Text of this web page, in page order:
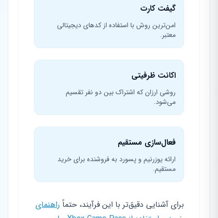
گیفت کارت
امن‌ترین روش با استفاده از کدهای دیجیتالی
معتبر.
اکانت ظرفیتی
روشی ارزان که اشتراک بین دو نفر تقسیم
می‌شود.
فعال‌سازی مستقیم
ارائه یوزرنیم و پسورد به فروشنده برای خرید
مستقیم.
برای آشنایی دقیق‌تر با این فرآیند، حتماً راهنمای